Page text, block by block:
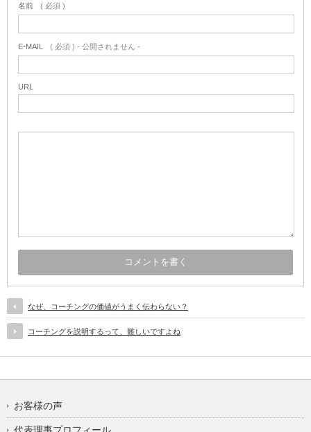
名前 ( 必須 )
E-MAIL ( 必須 ) - 公開されません -
URL
なぜ、コーチングの価値がうまく伝わらない？
コーチングを説明するって、難しいですよね
お客様の声
代表理事プロフィール